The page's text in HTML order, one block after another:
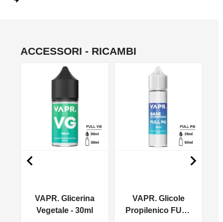
ACCESSORI - RICAMBI
VAPR. Glicerina
Vegetale - 30ml
VAPR. Glicole
Propilenico FULL
 